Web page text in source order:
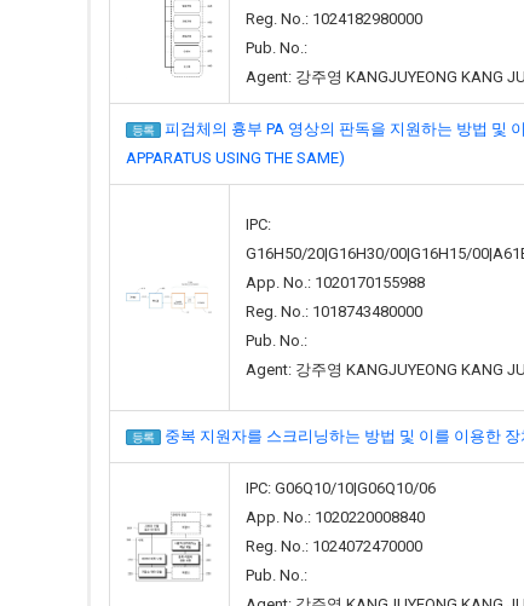
Reg. No.: 1024182980000
Pub. No.:
Agent: 강주영 KANGJUYEONG KANG
등록
피검체의 흉부 PA 영상의 판독을 지원하는 방법 및 이
APPARATUS USING THE SAME)
IPC:
G16H50/20|G16H30/00|G16H15/
App. No.: 1020170155988
Reg. No.: 1018743480000
Pub. No.:
Agent: 강주영 KANGJUYEONG KANG
등록 중복 지원자를 스크리닝하는 방법 및 이를 이용한 장
IPC: G06Q10/10|G06Q10/06
App. No.: 1020220008840
Reg. No.: 1024072470000
Pub. No.: